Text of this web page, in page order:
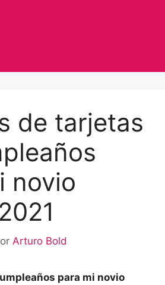
de tarjetas
novio
Arturo Bold
para mi novio